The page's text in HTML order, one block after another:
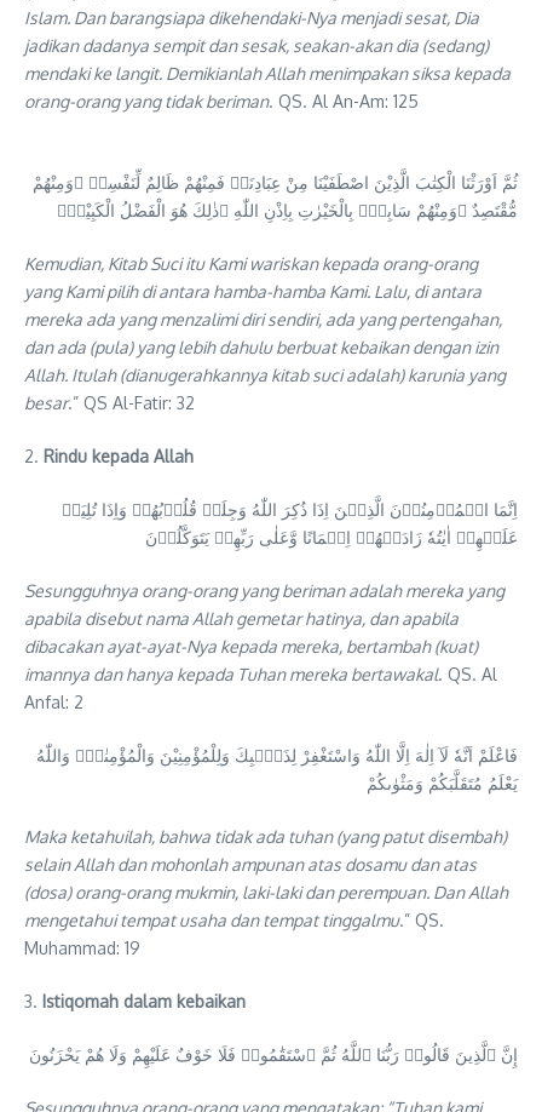
Islam. Dan barangsiapa dikehendaki-Nya menjadi sesat, Dia
jadikan dadanya sempit dan sesak, seakan-akan dia (sedang)
mendaki ke langit. Demikianlah Allah menimpakan siksa kepada
orang-orang yang tidak beriman. QS. Al An-Am: 125
ثُمَّ اَوْرَثْنَا الْكِتٰبَ الَّذِيْنَ اصْطَفَيْنَا مِنْ عِبَادِنَاۚ فَمِنْهُمْ ظَالِمٌ لِّنَفْسِهٖ ۚوَمِنْهُمْ
مُّقْتَصِدٌ ۚوَمِنْهُمْ سَابِقٌۢ بِالْخَيْرٰتِ بِاِذْنِ اللّٰهِ ۗذٰلِكَ هُوَ الْفَضْلُ الْكَبِيْرُۗ
Kemudian, Kitab Suci itu Kami wariskan kepada orang-orang
yang Kami pilih di antara hamba-hamba Kami. Lalu, di antara
mereka ada yang menzalimi diri sendiri, ada yang pertengahan,
dan ada (pula) yang lebih dahulu berbuat kebaikan dengan izin
Allah. Itulah (dianugerahkannya kitab suci adalah) karunia yang
besar.” QS Al-Fatir: 32
2. Rindu kepada Allah
اِنَّمَا الۡمُؤۡمِنُوۡنَ الَّذِيۡنَ اِذَا ذُكِرَ اللّٰهُ وَجِلَتۡ قُلُوۡبُهُمۡ وَاِذَا تُلِيَتۡ
عَلَيۡهِمۡ اٰيٰتُهٗ زَادَتۡهُمۡ اِيۡمَانًا وَّعَلٰى رَبِّهِمۡ يَتَوَكَّلُوۡنَ
Sesungguhnya orang-orang yang beriman adalah mereka yang
apabila disebut nama Allah gemetar hatinya, dan apabila
dibacakan ayat-ayat-Nya kepada mereka, bertambah (kuat)
imannya dan hanya kepada Tuhan mereka bertawakal. QS. Al
Anfal: 2
فَاعْلَمْ اَنَّهٗ لَآ اِلٰهَ اِلَّا اللّٰهُ وَاسْتَغْفِرْ لِذَنْۢبِكَ وَلِلْمُؤْمِنِيْنَ وَالْمُؤْمِنٰتِۚ وَاللّٰهُ
يَعْلَمُ مُتَقَلَّبَكُمْ وَمَثْوٰىكُمْ
Maka ketahuilah, bahwa tidak ada tuhan (yang patut disembah)
selain Allah dan mohonlah ampunan atas dosamu dan atas
(dosa) orang-orang mukmin, laki-laki dan perempuan. Dan Allah
mengetahui tempat usaha dan tempat tinggalmu.” QS.
Muhammad: 19
3. Istiqomah dalam kebaikan
إِنَّ ٱلَّذِينَ قَالُوا۟ رَبُّنَا ٱللَّهُ ثُمَّ ٱسْتَقَٰمُوا۟ فَلَا خَوْفٌ عَلَيْهِمْ وَلَا هُمْ يَحْزَنُونَ